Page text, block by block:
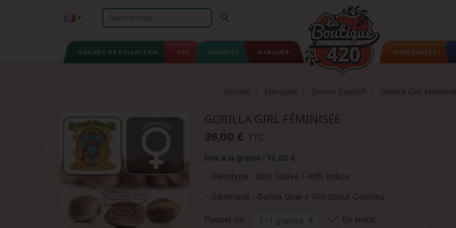

GRAINES DE COLLECTION CBD VARIÉTÉS MARQUES NOUVEAUTÉS !
Accueil Marques Sweet Seeds® Gorilla Girl
GORILLA GIRL FÉMINISÉE
36,00 € TTC
Prix a la graine : 12,00 €
- Génotype : 60% Sativa / 40% Indica
- Génétique : Gorilla Glue x Girl Scout Cookies
Paquet de  En stock